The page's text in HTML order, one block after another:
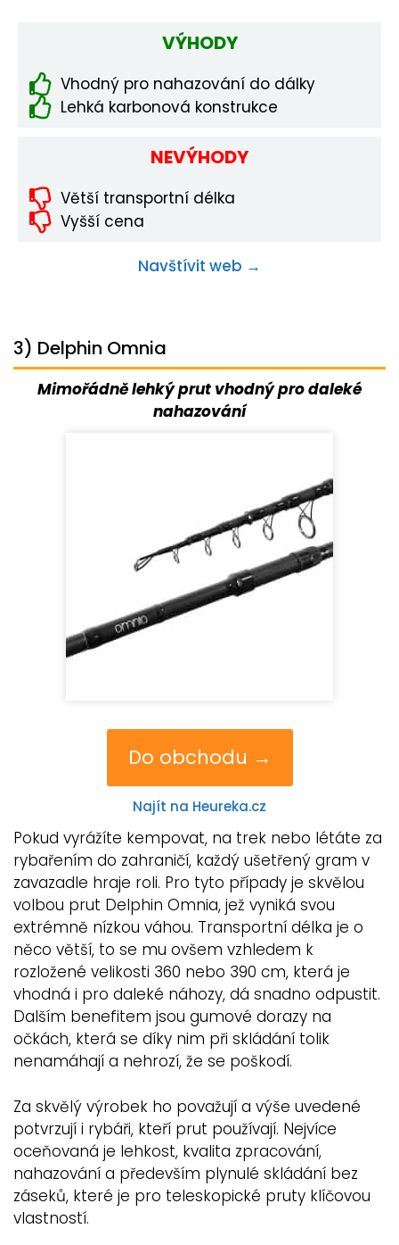
VÝHODY
Vhodný pro nahazování do dálky
Lehká karbonová konstrukce
NEVÝHODY
Větší transportní délka
Vyšší cena
Navštívit web →
3) Delphin Omnia
Mimořádně lehký prut vhodný pro daleké
nahazování
Do obchodu →
Najít na Heureka.cz
Pokud vyrážíte kempovat, na trek nebo létáte za
rybařením do zahraničí, každý ušetřený gram v
zavazadle hraje roli. Pro tyto případy je skvělou
volbou prut Delphin Omnia, jež vyniká svou
extrémně nízkou váhou. Transportní délka je o
něco větší, to se mu ovšem vzhledem k
rozložené velikosti 360 nebo 390 cm, která je
vhodná i pro daleké náhozy, dá snadno odpustit.
Dalším benefitem jsou gumové dorazy na
očkách, která se díky nim při skládání tolik
nenamáhají a nehrozí, že se poškodí.
Za skvělý výrobek ho považují a výše uvedené
potvrzují i rybáři, kteří prut používají. Nejvíce
oceňovaná je lehkost, kvalita zpracování,
nahazování a především plynulé skládání bez
záseků, které je pro teleskopické pruty klíčovou
vlastností.